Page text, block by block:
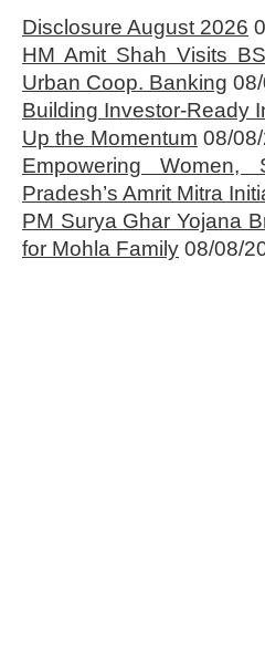
Disclosure August 2026
HM Amit Shah Visits
Urban Coop. Banking
Building Investor-Ready
Up the Momentum 08/
Empowering Women,
Pradesh’s Amrit Mitra
PM Surya Ghar Yojana
for Mohla Family 08/08/